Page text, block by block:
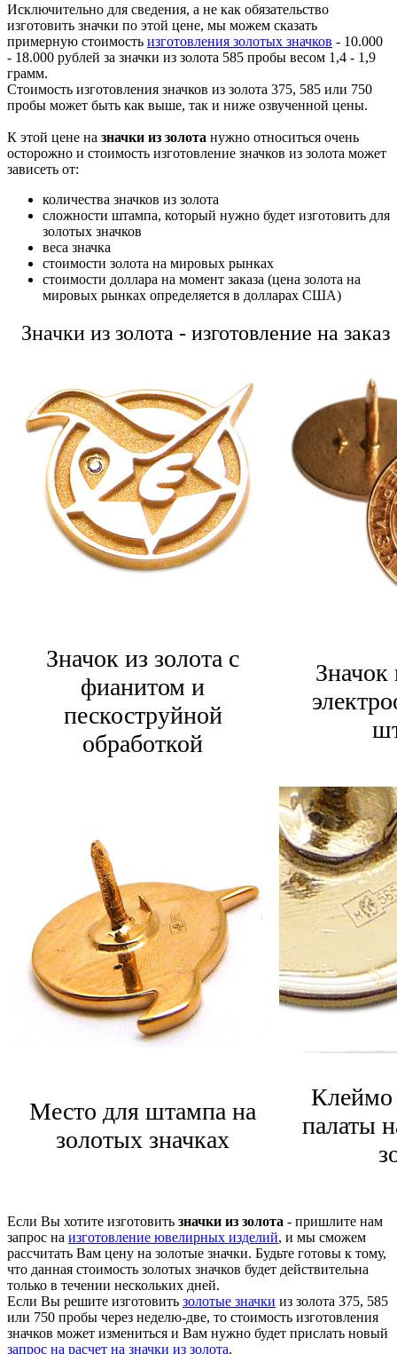
Исключительно для сведения, а не как обязательство
изготовить значки по этой цене, мы можем сказать
примерную стоимость изготовления золотых значков - 10.000
- 18.000 рублей за значки из золота 585 пробы весом 1,4 - 1,9
грамм.
Стоимость изготовления значков из золота 375, 585 или 750
пробы может быть как выше, так и ниже озвученной цены.
К этой цене на значки из золота нужно относиться очень
осторожно и стоимость изготовление значков из золота может
зависеть от:
количества значков из золота
сложности штампа, который нужно будет изготовить для
золотых значков
веса значка
стоимости золота на мировых рынках
стоимости доллара на момент заказа (цена золота на
мировых рынках определяется в долларах США)
Значки из золота - изготовление на заказ
Значок из золота с
фианитом и
пескоструйной
обработкой
Значок
Место для штампа на
золотых значках
Клеймо
палаты
Если Вы хотите изготовить значки из золота - пришлите нам
запрос на изготовление ювелирных изделий, и мы сможем
рассчитать Вам цену на золотые значки. Будьте готовы к тому,
что данная стоимость золотых значков будет действительна
только в течении нескольких дней.
Если Вы решите изготовить золотые значки из золота 375, 585
или 750 пробы через неделю-две, то стоимость изготовления
значков может измениться и Вам нужно будет прислать новый
запрос на расчет на значки из золота.